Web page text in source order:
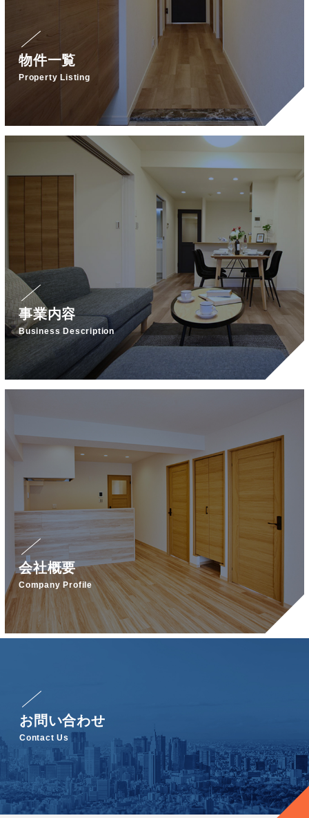
物件一覧
Property Listing
事業内容
Business Description
会社概要
Company Profile
お問い合わせ
Contact Us